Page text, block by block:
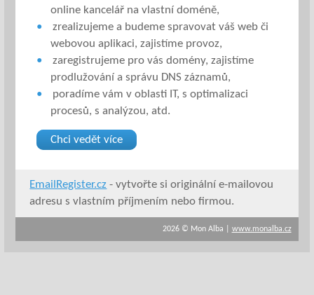
online kancelář na vlastní doméně,
zrealizujeme a budeme spravovat váš web či
webovou aplikaci, zajistíme provoz,
zaregistrujeme pro vás domény, zajistíme
prodlužování a správu DNS záznamů,
poradíme vám v oblasti IT, s optimalizaci
procesů, s analýzou, atd.
Chci vedět více
EmailRegister.cz - vytvořte si originální e-mailovou
adresu s vlastním příjmením nebo firmou.
2026 © Mon Alba | www.monalba.cz